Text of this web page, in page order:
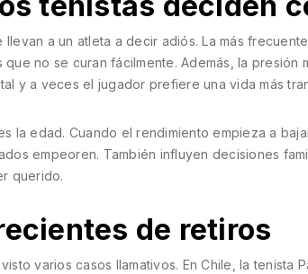
llevan a un atleta a decir adiós. La más
no se curan fácilmente. Además, la presión
y a veces el jugador prefiere una vida más
la edad. Cuando el rendimiento empieza a
empeoren. También influyen decisiones
querido.
de retiros
varios casos llamativos. En Chile, la tenista